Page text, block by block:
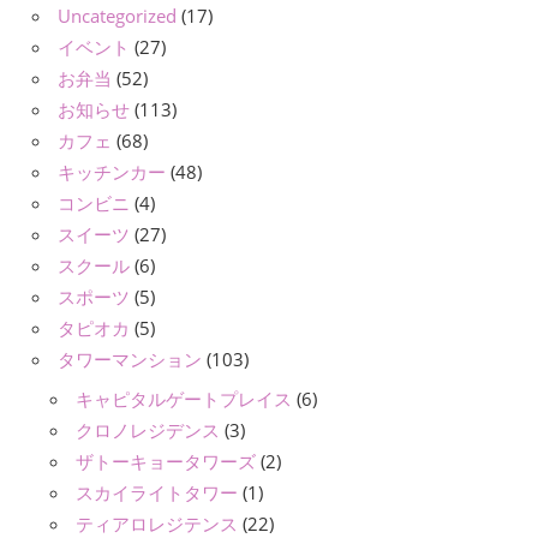
Uncategorized (17)
イベント (27)
お弁当 (52)
お知らせ (113)
カフェ (68)
キッチンカー (48)
コンビニ (4)
スイーツ (27)
スクール (6)
スポーツ (5)
タピオカ (5)
タワーマンション (103)
キャピタルゲートプレイス (6)
クロノレジデンス (3)
ザトーキョータワーズ (2)
スカイライトタワー (1)
ティアロレジテンス (22)